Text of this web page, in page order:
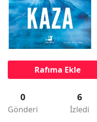
Rafıma Ekle
0
Gönderi
6
İzledi